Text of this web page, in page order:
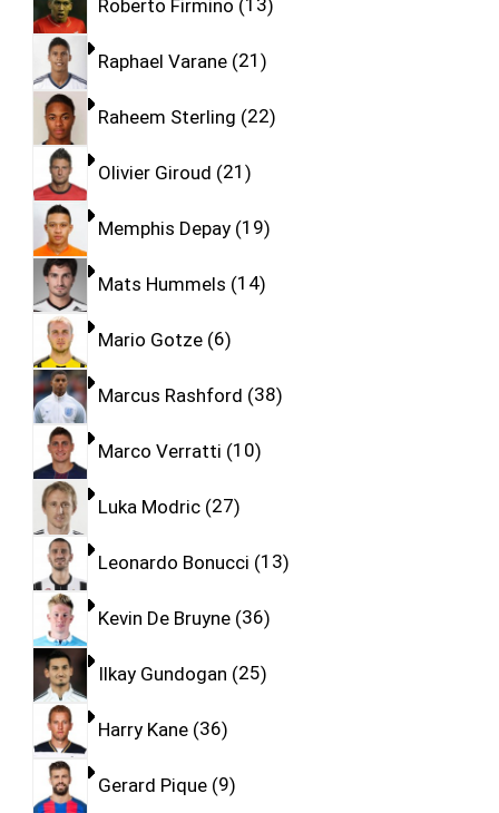
Roberto Firmino 13
Raphael Varane 21
Raheem Sterling 22
Olivier Giroud 21
Memphis Depay 19
Mats Hummels 14
Mario Gotze 6
Marcus Rashford 38
Marco Verratti 10
Luka Modric 27
Leonardo Bonucci 13
Kevin De Bruyne 36
Ilkay Gundogan 25
Harry Kane 36
Gerard Pique 9